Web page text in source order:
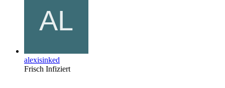
alexisinked
Frisch Infiziert